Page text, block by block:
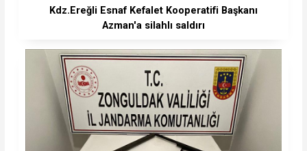
Kdz.Ereğli Esnaf Kefalet Kooperatifi Başkanı
Azman'a silahlı saldırı